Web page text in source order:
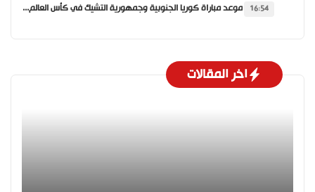
16:54 موعد مباراة كوريا الجنوبية وجمهورية التشيك في كأس العالم 2026 والقنوات الناقلة
اخر المقالات